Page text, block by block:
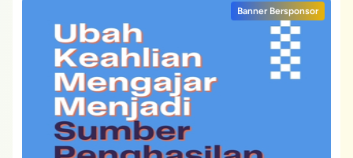
Banner Bersponsor